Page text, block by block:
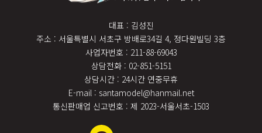
대표 : 김성진
주소 : 서울특별시 서초구 방배로34길 4, 정다원빌딩 3층
사업자번호 : 211-88-69043
상담전화 : 02-851-5151
상담시간 : 24시간 연중무휴
E-mail : santamodel@hanmail.net
통신판매업 신고번호 : 제 2023-서울서초-1503